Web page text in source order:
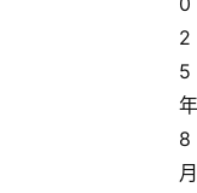
2
5
年
8
月